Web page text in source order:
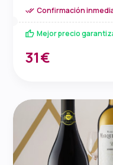
Confirmación
Mejor precio
31€